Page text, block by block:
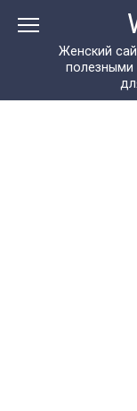
Женский
полезными